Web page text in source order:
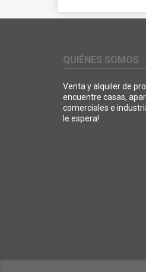
QUIÉNES SOMOS
Venta y alquiler de
encuentre casas,
comerciales e
le espera!